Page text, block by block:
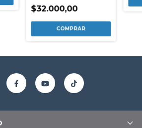
$32.000,00